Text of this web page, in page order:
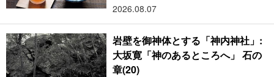
2026.08.07
岩壁を御神体とする「神内神社」:
大坂寛「神のあるところへ」 石の
章(20)